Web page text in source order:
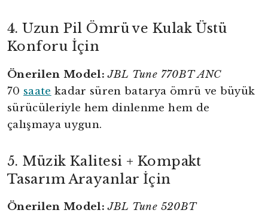
4. Uzun Pil Ömrü ve Kulak Üstü
Konforu İçin
Önerilen Model: JBL Tune 770BT ANC
70 saate kadar süren batarya ömrü ve büyük
sürücüleriyle hem dinlenme hem de
çalışmaya uygun.
5. Müzik Kalitesi + Kompakt
Tasarım Arayanlar İçin
Önerilen Model: JBL Tune 520BT